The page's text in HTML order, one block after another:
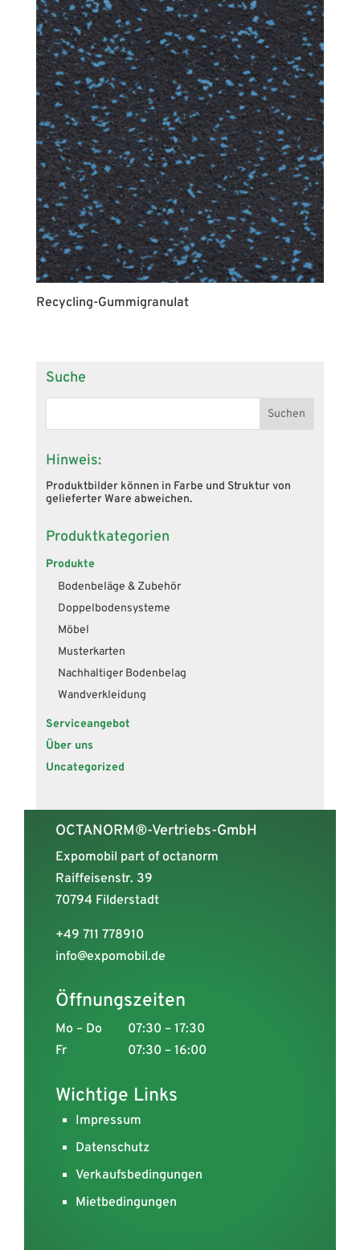
Recycling-Gummigranulat
Suche
Hinweis:
Produktbilder können in Farbe und Struktur von
gelieferter Ware abweichen.
Produktkategorien
Produkte
Bodenbeläge & Zubehör
Doppelbodensysteme
Möbel
Musterkarten
Nachhaltiger Bodenbelag
Wandverkleidung
Serviceangebot
Über uns
Uncategorized
OCTANORM®-Vertriebs-GmbH
Expomobil part of octanorm
Raiffeisenstr. 39
70794 Filderstadt
+49 711 778910
info@expomobil.de
Öffnungszeiten
Mo – Do
07:30 – 17:30
Fr
07:30 – 16:00
Wichtige Links
Impressum
Datenschutz
Verkaufsbedingungen
Mietbedingungen